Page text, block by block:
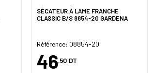
SÉCATEUR À LAME FRANCHE
CLASSIC B/S 8854-20 GARDENA
Référence: 08854-20
46,50 DT